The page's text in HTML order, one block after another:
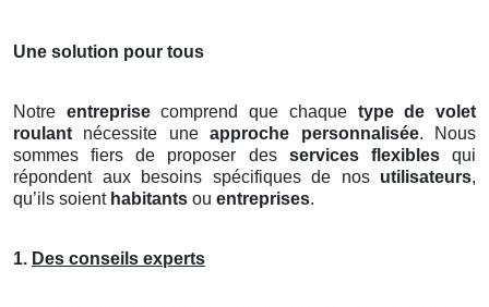
Une solution pour tous
Notre entreprisecomprend que chaque type de volet
roulant nécessite uneapproche personnalisée. Nous
sommes fiers de proposer des services flexiblesqui
répondent aux besoins spécifiques de nos utilisateurs,
qu’ils soient habitants ou entreprises.
1. Des conseils experts